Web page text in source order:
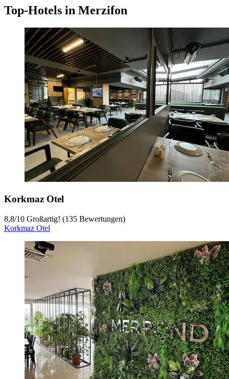
Top-Hotels in Merzifon
Korkmaz Otel
8,8/10 Großartig! (135 Bewertungen)
Korkmaz Otel